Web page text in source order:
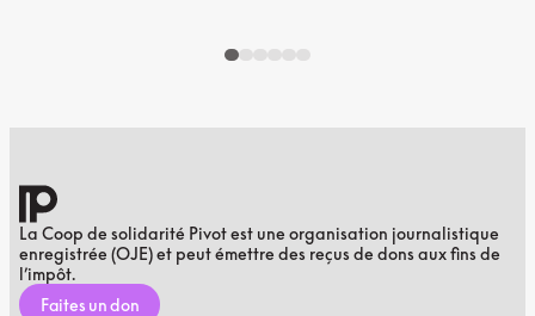
La Coop de solidarité Pivot est une organisation journalistique
enregistrée (OJE) et peut émettre des reçus de dons aux fins de
l’impôt.
Faites un don